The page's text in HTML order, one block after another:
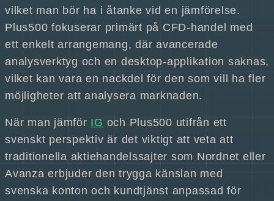
vilket man bör ha i åtanke vid en jämförelse.
Plus500 fokuserar primärt på CFD-handel med
ett enkelt arrangemang, där avancerade
analysverktyg och en desktop-applikation saknas,
vilket kan vara en nackdel för den som vill ha fler
möjligheter att analysera marknaden.
När man jämför IG och Plus500 utifrån ett
svenskt perspektiv är det viktigt att veta att
traditionella aktiehandelssajter som Nordnet eller
Avanza erbjuder den trygga känslan med
svenska konton och kundtjänst anpassad för